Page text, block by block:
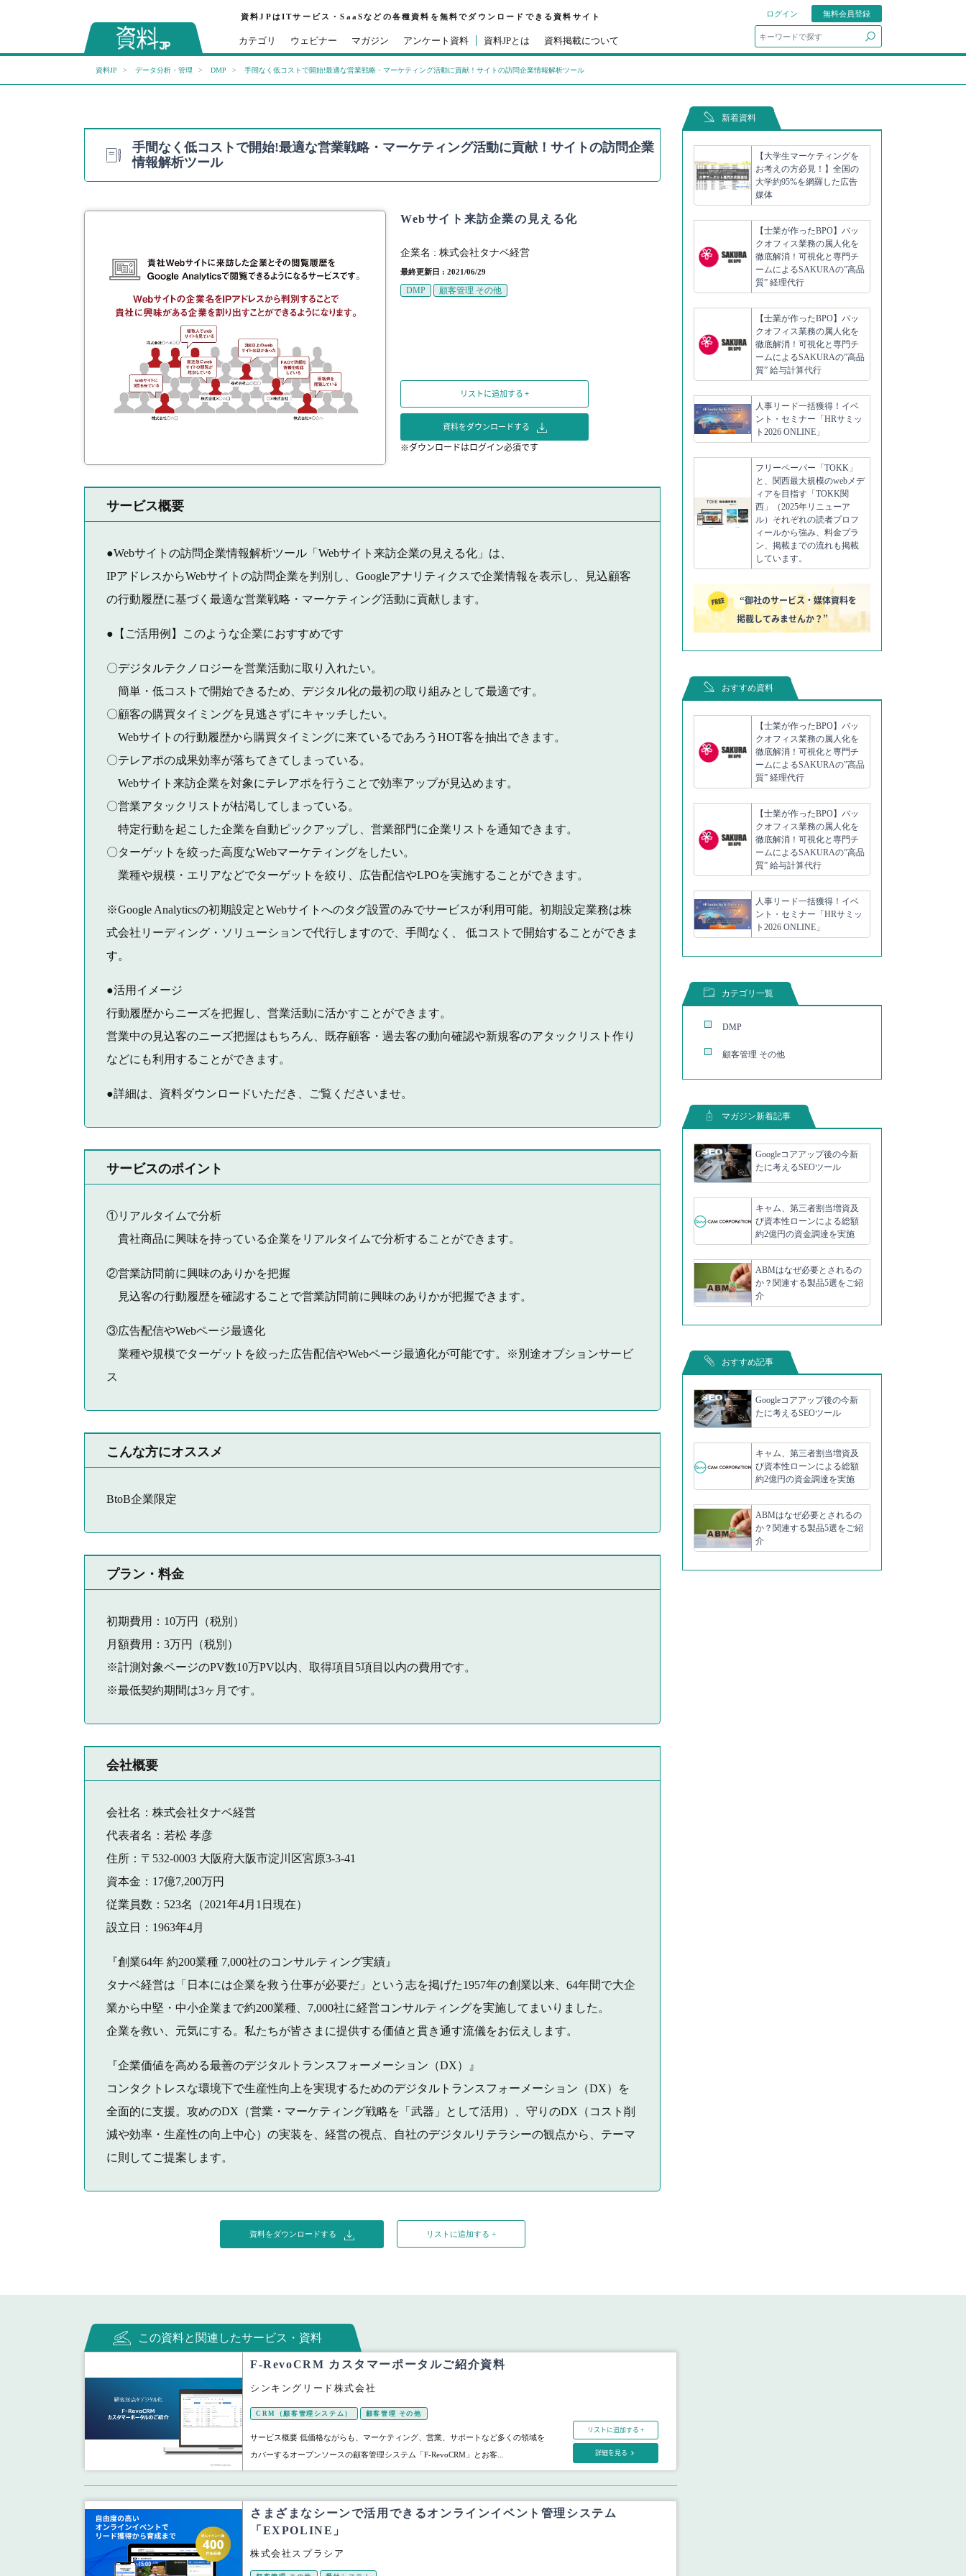
資料JPはITサービス・SaaSなどの各種資料を無料でダウンロードできる資料サイト
カテゴリ ウェビナー マガジン アンケート資料 資料JPとは 資料掲載について
ログイン
無料会員登録
資料JP データ分析・管理 DMP 手間なく低コストで開始!最適な営業戦略・マーケティング活動に貢献！サイトの訪問企業情報解析ツール
手間なく低コストで開始!最適な営業戦略・マーケティング活動に貢献！サイトの訪問企業
情報解析ツール
Webサイト来訪企業の見える化
企業名 : 株式会社タナベ経営
最終更新日 : 2021/06/29
DMP 顧客管理 その他
リストに追加する +
資料をダウンロードする
※ダウンロードはログイン必須です
サービス概要
●Webサイトの訪問企業情報解析ツール「Webサイト来訪企業の見える化」は、
IPアドレスからWebサイトの訪問企業を判別し、Googleアナリティクスで企業情報を表示し、見込顧客
の行動履歴に基づく最適な営業戦略・マーケティング活動に貢献します。
●【ご活用例】このような企業におすすめです
〇デジタルテクノロジーを営業活動に取り入れたい。
簡単・低コストで開始できるため、デジタル化の最初の取り組みとして最適です。
〇顧客の購買タイミングを見逃さずにキャッチしたい。
Webサイトの行動履歴から購買タイミングに来ているであろうHOT客を抽出できます。
〇テレアポの成果効率が落ちてきてしまっている。
Webサイト来訪企業を対象にテレアポを行うことで効率アップが見込めます。
〇営業アタックリストが枯渇してしまっている。
特定行動を起こした企業を自動ピックアップし、営業部門に企業リストを通知できます。
〇ターゲットを絞った高度なWebマーケティングをしたい。
業種や規模・エリアなどでターゲットを絞り、広告配信やLPOを実施することができます。
※Google Analyticsの初期設定とWebサイトへのタグ設置のみでサービスが利用可能。初期設定業務は株
式会社リーディング・ソリューションで代行しますので、手間なく、 低コストで開始することができま
す。
●活用イメージ
行動履歴からニーズを把握し、営業活動に活かすことができます。
営業中の見込客のニーズ把握はもちろん、既存顧客・過去客の動向確認や新規客のアタックリスト作り
などにも利用することができます。
●詳細は、資料ダウンロードいただき、ご覧くださいませ。
サービスのポイント
①リアルタイムで分析
貴社商品に興味を持っている企業をリアルタイムで分析することができます。
②営業訪問前に興味のありかを把握
見込客の行動履歴を確認することで営業訪問前に興味のありかが把握できます。
③広告配信やWebページ最適化
業種や規模でターゲットを絞った広告配信やWebページ最適化が可能です。※別途オプションサービ
ス
こんな方にオススメ
BtoB企業限定
プラン・料金
初期費用：10万円（税別）
月額費用：3万円（税別）
※計測対象ページのPV数10万PV以内、取得項目5項目以内の費用です。
※最低契約期間は3ヶ月です。
会社概要
会社名：株式会社タナベ経営
代表者名：若松 孝彦
住所：〒532-0003 大阪府大阪市淀川区宮原3-3-41
資本金：17億7,200万円
従業員数：523名（2021年4月1日現在）
設立日：1963年4月
『創業64年 約200業種 7,000社のコンサルティング実績』
タナベ経営は「日本には企業を救う仕事が必要だ」という志を掲げた1957年の創業以来、64年間で大企
業から中堅・中小企業まで約200業種、7,000社に経営コンサルティングを実施してまいりました。
企業を救い、元気にする。私たちが皆さまに提供する価値と貫き通す流儀をお伝えします。
『企業価値を高める最善のデジタルトランスフォーメーション（DX）』
コンタクトレスな環境下で生産性向上を実現するためのデジタルトランスフォーメーション（DX）を
全面的に支援。攻めのDX（営業・マーケティング戦略を「武器」として活用）、守りのDX（コスト削
減や効率・生産性の向上中心）の実装を、経営の視点、自社のデジタルリテラシーの観点から、テーマ
に則してご提案します。
資料をダウンロードする リストに追加する +
新着資料
【大学生マーケティングを
お考えの方必見！】全国の
大学約95%を網羅した広告
媒体
【士業が作ったBPO】バッ
クオフィス業務の属人化を
徹底解消！可視化と専門チ
ームによるSAKURAの”高品
質” 経理代行
【士業が作ったBPO】バッ
クオフィス業務の属人化を
徹底解消！可視化と専門チ
ームによるSAKURAの”高品
質” 給与計算代行
人事リード一括獲得！イベ
ント・セミナー「HRサミッ
ト2026 ONLINE」
フリーペーパー「TOKK」
と、関西最大規模のwebメデ
ィアを目指す「TOKK関
西」（2025年リニューア
ル）それぞれの読者プロフ
ィールから強み、料金プラ
ン、掲載までの流れも掲載
しています。
“御社のサービス・媒体資料を
掲載してみませんか？”
おすすめ資料
【士業が作ったBPO】バッ
クオフィス業務の属人化を
徹底解消！可視化と専門チ
ームによるSAKURAの”高品
質” 経理代行
【士業が作ったBPO】バッ
クオフィス業務の属人化を
徹底解消！可視化と専門チ
ームによるSAKURAの”高品
質” 給与計算代行
人事リード一括獲得！イベ
ント・セミナー「HRサミッ
ト2026 ONLINE」
カテゴリ一覧
DMP
顧客管理 その他
マガジン新着記事
Googleコアアップ後の今新
たに考えるSEOツール
キャム、第三者割当増資及
び資本性ローンによる総額
約2億円の資金調達を実施
ABMはなぜ必要とされるの
か？関連する製品5選をご紹
介
おすすめ記事
Googleコアアップ後の今新
たに考えるSEOツール
キャム、第三者割当増資及
び資本性ローンによる総額
約2億円の資金調達を実施
ABMはなぜ必要とされるの
か？関連する製品5選をご紹
介
この資料と関連したサービス・資料
F-RevoCRM カスタマーポータルご紹介資料
シンキングリード株式会社
CRM（顧客管理システム） 顧客管理 その他
サービス概要 低価格ながらも、マーケティング、営業、サポートなど多くの領域を
カバーするオープンソースの顧客管理システム「F-RevoCRM」とお客...
リストに追加する +
詳細を見る
さまざまなシーンで活用できるオンラインイベント管理システム
「EXPOLINE」
株式会社スプラシア